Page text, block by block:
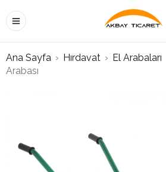
Ana Sayfa › Hırdavat › El Arabaları
Arabası